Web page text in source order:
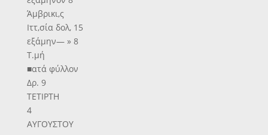
Άμβρικι,ς
Ιττ,σία δολ, 15
εξάμην— » 8
Τ.μή
■ατά φύλλον
Δρ. 9
ΤΕΤΙΡΤΗ
4
ΑΥΓΟΥΣΤΟΥ